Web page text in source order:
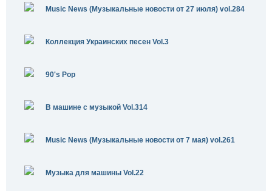
Music News (Музыкальные новости от 27 июля) vol.284
Коллекция Украинских песен Vol.3
90's Pop
В машине с музыкой Vol.314
Music News (Музыкальные новости от 7 мая) vol.261
Музыка для машины Vol.22